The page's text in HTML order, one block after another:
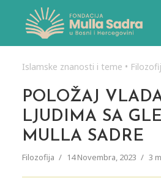
Islamske znanosti i teme •
POLOŽAJ
LJUDIMA SA
MULLA SADRE
Filozofija 14 Novembra, 2023 3